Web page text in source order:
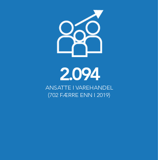
2.094
ANSATTE I VAREHANDEL
(702 FÆRRE ENN I 2019)